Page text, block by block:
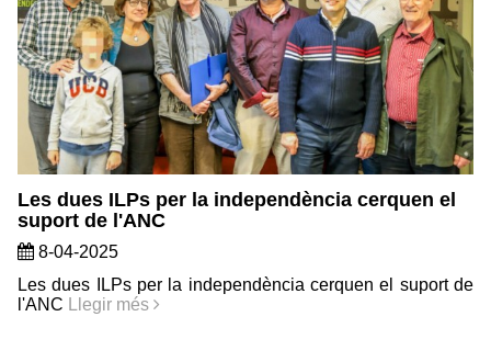
Les dues ILPs per la independència cerquen el
suport de l'ANC
8-04-2025
Les dues ILPs per la independència cerquen el suport de
l'ANC
Llegir més